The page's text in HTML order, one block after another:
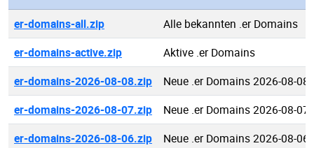
er-domains-all.zip
Alle bekannten .er Domains
er-domains-active.zip
Aktive .er Domains
er-domains-2026-08-08.zip
Neue .er Domains 2026-08-08
er-domains-2026-08-07.zip
Neue .er Domains 2026-08-07
er-domains-2026-08-06.zip
Neue .er Domains 2026-08-06